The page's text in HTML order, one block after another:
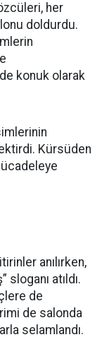
her
doldurdu.
konuk olarak
Kürsüden
anılırken,
sloganı atıldı.
de
de salonda
selamlandı.